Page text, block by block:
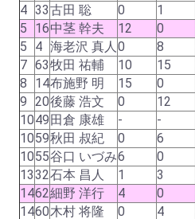
4 33古田 聡 0 1
5
16中茎 幹夫 12 0
5
4 海老沢 真人 0 8
7 63牧田 祐輔 10 15
8
14布施野 明 15 0
9 20後藤 浩文 0 12
1049田倉 康雄 - -
1059秋田 叔紀 0 6
1055谷口 いづみ6 0
1332石本 昌人 1 3
1462細野 洋行 4 0
1460木村 将隆 0 4